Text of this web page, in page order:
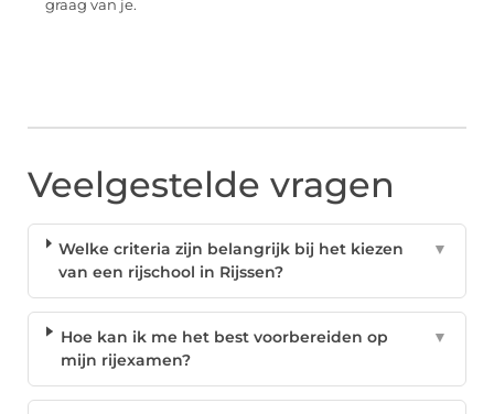
graag van je.
Veelgestelde vragen
Welke criteria zijn belangrijk bij het kiezen
van een rijschool in Rijssen?
▼
Hoe kan ik me het best voorbereiden op
mijn rijexamen?
▼